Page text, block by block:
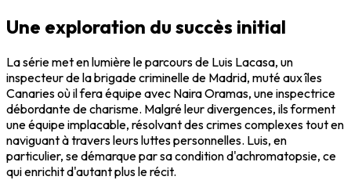
Une exploration du succès initial
La série met en lumière le parcours de Luis Lacasa, un
inspecteur de la brigade criminelle de Madrid, muté aux îles
Canaries où il fera équipe avec Naira Oramas, une inspectrice
débordante de charisme. Malgré leur divergences, ils forment
une équipe implacable, résolvant des crimes complexes tout en
naviguant à travers leurs luttes personnelles. Luis, en
particulier, se démarque par sa condition d'achromatopsie, ce
qui enrichit d'autant plus le récit.